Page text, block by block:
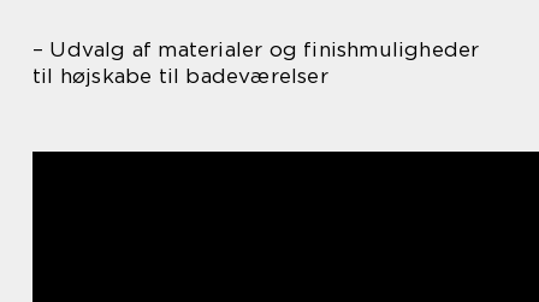
– Udvalg af materialer og finishmuligheder
til højskabe til badeværelser